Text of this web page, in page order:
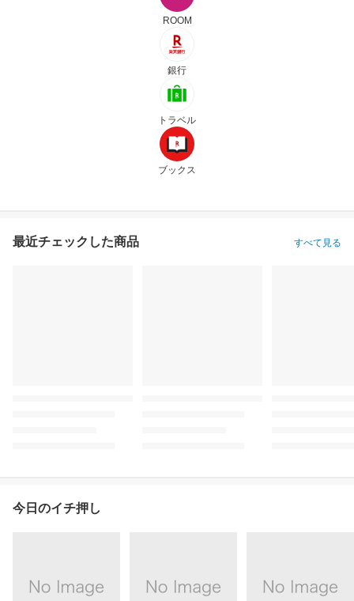
ROOM
銀行
トラベル
ブックス
最近チェックした商品 すべて見る
今日のイチ押し